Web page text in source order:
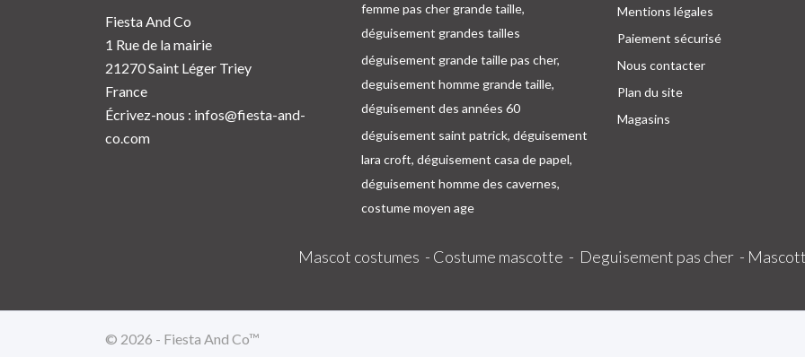
Fiesta And Co
1 Rue de la mairie
21270 Saint Léger Triey
France
Écrivez-nous : infos@fiesta-and-
co.com
femme pas cher grande taille,
déguisement grandes tailles
déguisement grande taille pas cher,
deguisement homme grande taille,
déguisement des années 60
déguisement saint patrick, déguisement
lara croft, déguisement casa de papel,
déguisement homme des cavernes,
costume moyen age
Mentions légales
Paiement sécurisé
Nous contacter
Plan du site
Magasins
Mascot costumes - Costume mascotte - Deguisement pas cher -
© 2026 - Fiesta And Co™